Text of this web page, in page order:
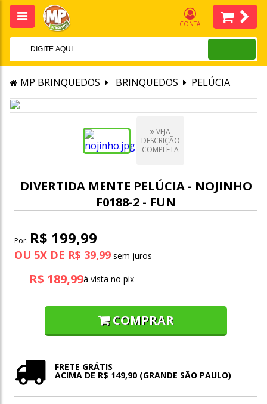
CONTA
MP BRINQUEDOS BRINQUEDOS PELÚCIA
VEJA
DESCRIÇÃO
COMPLETA
DIVERTIDA MENTE PELÚCIA - NOJINHO
F0188-2 - FUN
Por: R$ 199,99
OU 5X DE R$ 39,99
R$ 189,99à vista no pix
COMPRAR
FRETE GRÁTIS
ACIMA DE R$ 149,90 (GRANDE SÃO PAULO)